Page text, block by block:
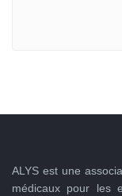
ALYS est une
médicaux pour les